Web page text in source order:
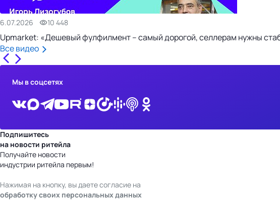
6.07.2026 10 448
Upmarket: «Дешевый фулфилмент – самый дорогой, селлерам нужны
Все видео
Мы в соцсетях
Подпишитесь
на новости ритейла
Получайте новости
индустрии ритейла первым!
Нажимая на кнопку, вы даете согласие на
обработку своих персональных данных